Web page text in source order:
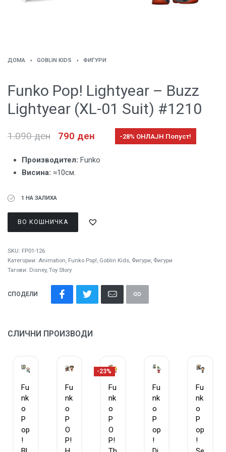
ДОМА › GOBLIN KIDS › ФИГУРИ
Funko Pop! Lightyear – Buzz
Lightyear (XL-01 Suit) #1210
1.090ден 790 ден -28% ОНЛАЈН Попуст!
Производител: Funko
Висина: ≈10см.
1 НА ЗАЛИХА
ВО КОШНИЧКА
SKU: FP01-126
Категории: Animation, Funko Pop!, Goblin Kids, Фигури, Фигури
Тагови: Disney, Toy Story
СПОДЕЛИ
СЛИЧНИ ПРОИЗВОДИ
Fu
nk
o
P
op
!
Fu
nk
o
P
O
P!
-23%
Fu
nk
o
P
O
P!
Fu
nk
o
P
op
!
Fu
nk
o
P
op
!